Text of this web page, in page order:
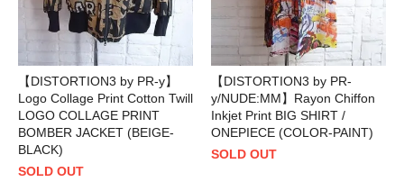
【DISTORTION3 by PR-y】
Logo Collage Print Cotton Twill
LOGO COLLAGE PRINT
BOMBER JACKET (BEIGE-
BLACK)
SOLD OUT
【DISTORTION3 by PR-
y/NUDE:MM】Rayon Chiffon
Inkjet Print BIG SHIRT /
ONEPIECE (COLOR-PAINT)
SOLD OUT